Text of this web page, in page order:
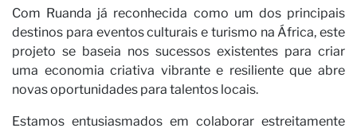
Com Ruanda já reconhecida como um dos principais
destinos para eventos culturais e turismo na África, este
projeto se baseia nos sucessos existentes para criar
uma economia criativa vibrante e resiliente que abre
novas oportunidades para talentos locais.
Estamos entusiasmados em colaborar estreitamente